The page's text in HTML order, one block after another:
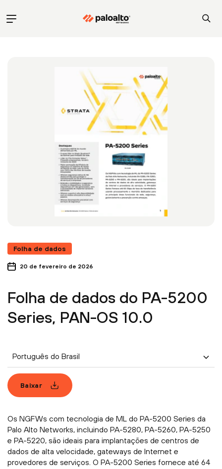
Folha de dados
20 de fevereiro de 2026
Folha de dados do PA-5200
Series, PAN-OS 10.0
Português do Brasil
Baixar
Os NGFWs com tecnologia de ML do PA-5200 Series da
Palo Alto Networks, incluindo PA-5280, PA-5260, PA-5250
e PA-5220, são ideais para implantações de centros de
dados de alta velocidade, gateways de Internet e
provedores de serviços. O PA-5200 Series fornece até 64